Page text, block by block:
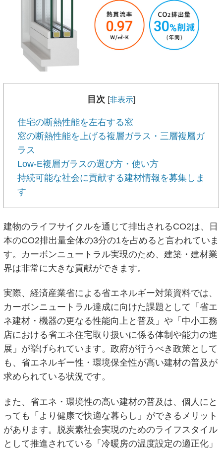
目次 [非表示]
住宅の断熱性能を左右する窓
窓の断熱性能を上げる複層ガラス・三層複層ガ
ラス
Low-E複層ガラスの選び方・使い方
持続可能な社会に貢献する建材情報を募集しま
す
建物のライフサイクルを通じて排出されるCO2は、日
本のCO2排出量全体の3分の1を占めると言われていま
す。カーボンニュートラル実現のため、建築・建材業
界は非常に大きな貢献ができます。
実際、経済産業省による省エネルギー対策資料では、
カーボンニュートラル達成に向けた課題として「省エ
ネ建材・機器の更なる性能向上と普及」や「中小工務
店における省エネ住宅取り扱いに係る体制や能力の進
展」が挙げられています。政府が行うべき政策として
も、省エネルギー性・環境保全性が高い建材の普及が
求められている状況です。
また、省エネ・環境性の高い建材の普及は、個人にと
っても「より健康で快適な暮らし」ができるメリット
があります。脱炭素社会実現のためのライフスタイル
として推進されている「冷暖房の温度設定の適正化」